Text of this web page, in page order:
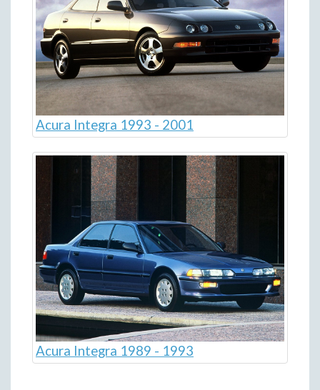
Acura Integra 1993 - 2001
Acura Integra 1989 - 1993